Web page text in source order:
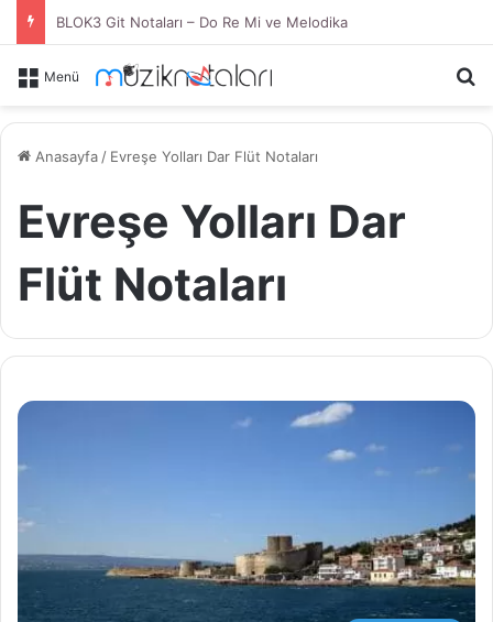
BLOK3 Git Notaları – Do Re Mi ve Melodika
Menü
Anasayfa / Evreşe Yolları Dar Flüt Notaları
Evreşe Yolları Dar
Flüt Notaları